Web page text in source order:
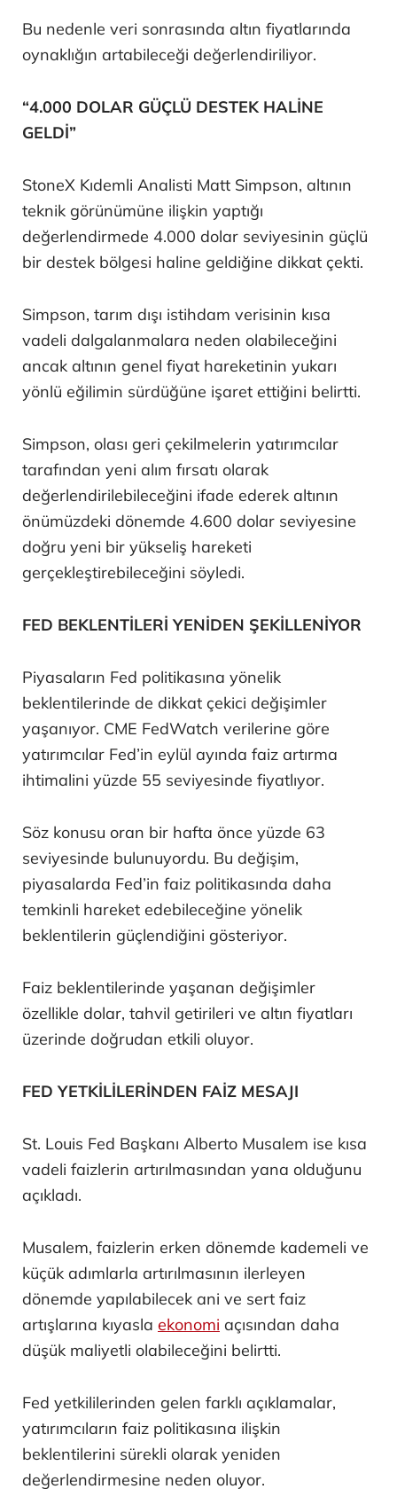
Bu nedenle veri sonrasında altın fiyatlarında
oynaklığın artabileceği değerlendiriliyor.
“4.000 DOLAR GÜÇLÜ DESTEK HALİNE
GELDİ”
StoneX Kıdemli Analisti Matt Simpson, altının
teknik görünümüne ilişkin yaptığı
değerlendirmede 4.000 dolar seviyesinin güçlü
bir destek bölgesi haline geldiğine dikkat çekti.
Simpson, tarım dışı istihdam verisinin kısa
vadeli dalgalanmalara neden olabileceğini
ancak altının genel fiyat hareketinin yukarı
yönlü eğilimin sürdüğüne işaret ettiğini belirtti.
Simpson, olası geri çekilmelerin yatırımcılar
tarafından yeni alım fırsatı olarak
değerlendirilebileceğini ifade ederek altının
önümüzdeki dönemde 4.600 dolar seviyesine
doğru yeni bir yükseliş hareketi
gerçekleştirebileceğini söyledi.
FED BEKLENTİLERİ YENİDEN ŞEKİLLENİYOR
Piyasaların Fed politikasına yönelik
beklentilerinde de dikkat çekici değişimler
yaşanıyor. CME FedWatch verilerine göre
yatırımcılar Fed’in eylül ayında faiz artırma
ihtimalini yüzde 55 seviyesinde fiyatlıyor.
Söz konusu oran bir hafta önce yüzde 63
seviyesinde bulunuyordu. Bu değişim,
piyasalarda Fed’in faiz politikasında daha
temkinli hareket edebileceğine yönelik
beklentilerin güçlendiğini gösteriyor.
Faiz beklentilerinde yaşanan değişimler
özellikle dolar, tahvil getirileri ve altın fiyatları
üzerinde doğrudan etkili oluyor.
FED YETKİLİLERİNDEN FAİZ MESAJI
St. Louis Fed Başkanı Alberto Musalem ise kısa
vadeli faizlerin artırılmasından yana olduğunu
açıkladı.
Musalem, faizlerin erken dönemde kademeli ve
küçük adımlarla artırılmasının ilerleyen
dönemde yapılabilecek ani ve sert faiz
artışlarına kıyasla ekonomi açısından daha
düşük maliyetli olabileceğini belirtti.
Fed yetkililerinden gelen farklı açıklamalar,
yatırımcıların faiz politikasına ilişkin
beklentilerini sürekli olarak yeniden
değerlendirmesine neden oluyor.